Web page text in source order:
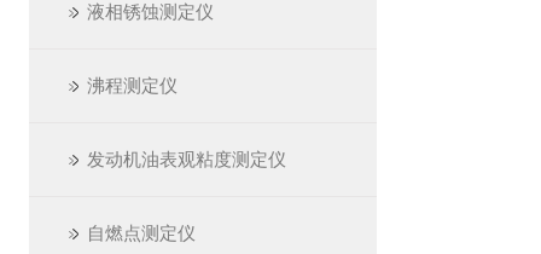
液相锈蚀测定仪
沸程测定仪
发动机油表观粘度测定仪
自燃点测定仪